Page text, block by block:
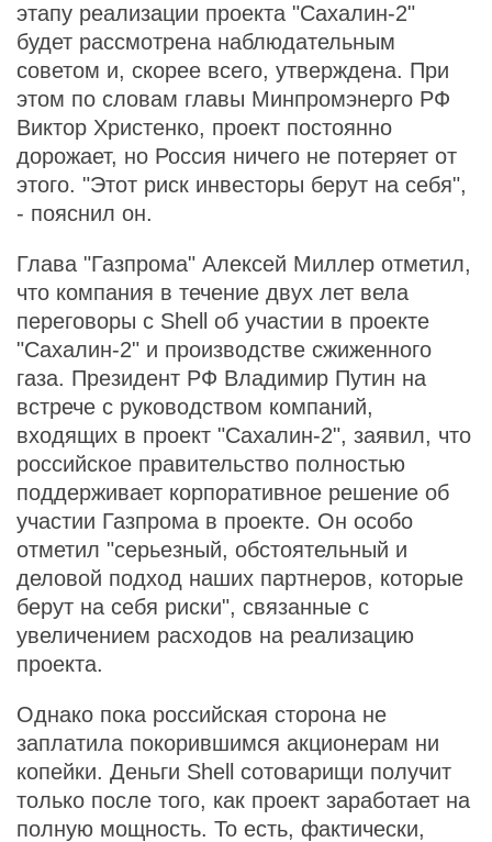
этапу реализации проекта "Сахалин-2"
будет рассмотрена наблюдательным
советом и, скорее всего, утверждена. При
этом по словам главы Минпромэнерго РФ
Виктор Христенко, проект постоянно
дорожает, но Россия ничего не потеряет от
этого. "Этот риск инвесторы берут на себя",
- пояснил он.
Глава "Газпрома" Алексей Миллер отметил,
что компания в течение двух лет вела
переговоры с Shell об участии в проекте
"Сахалин-2" и производстве сжиженного
газа. Президент РФ Владимир Путин на
встрече с руководством компаний,
входящих в проект "Сахалин-2", заявил, что
российское правительство полностью
поддерживает корпоративное решение об
участии Газпрома в проекте. Он особо
отметил "серьезный, обстоятельный и
деловой подход наших партнеров, которые
берут на себя риски", связанные с
увеличением расходов на реализацию
проекта.
Однако пока российская сторона не
заплатила покорившимся акционерам ни
копейки. Деньги Shell сотоварищи получит
только после того, как проект заработает на
полную мощность. То есть, фактически,